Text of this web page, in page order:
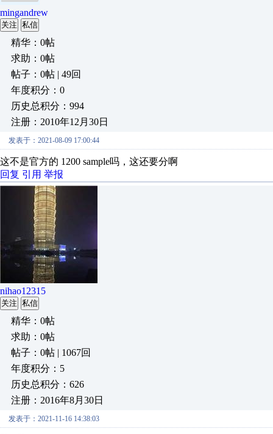
mingandrew
关注 私信
精华：0帖
求助：0帖
帖子：0帖 | 49回
年度积分：0
历史总积分：994
注册：2010年12月30日
发表于：2021-08-09 17:00:44
这不是官方的 1200 sample吗，这还要分啊
回复 引用 举报
nihao12315
关注 私信
精华：0帖
求助：0帖
帖子：0帖 | 1067回
年度积分：5
历史总积分：626
注册：2016年8月30日
发表于：2021-11-16 14:38:03